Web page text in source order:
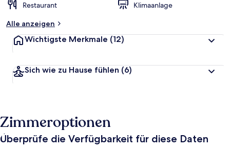
Restaurant
Klimaanlage
Alle anzeigen
Wichtigste Merkmale (12)
Sich wie zu Hause fühlen (6)
Zimmeroptionen
Überprüfe die Verfügbarkeit für diese Daten